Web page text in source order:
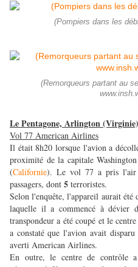
(Pompiers dans les
(Remorqueurs partant au
Le Pentagone, Arlington (Virginie)
Vol 77 American Airlines
Il était 8h20 lorsque l'avion a
proximité de la capitale
(Californie). Le vol 77 a pris
passagers, dont 5 terroristes.
Selon l'enquête, l'appareil aurait été
laquelle il a commencé à dévier
transpondeur a été coupé et le
a constaté que l'avion avait
averti American Airlines.
En outre, le centre de contrôle a